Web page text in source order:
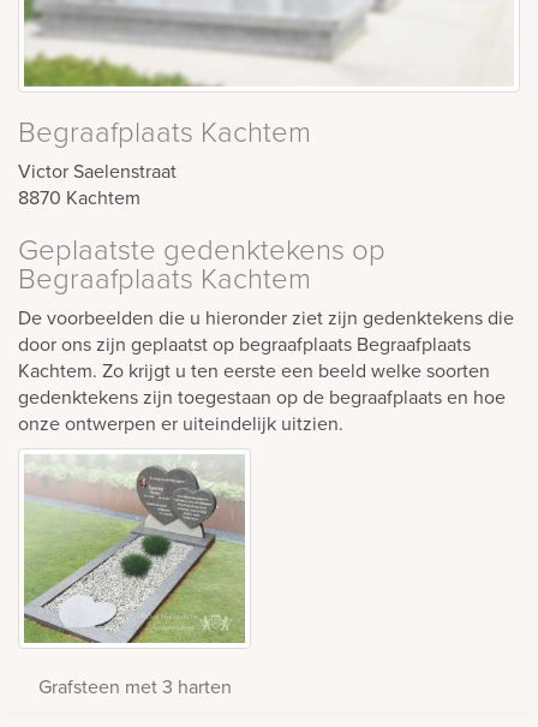
Begraafplaats Kachtem
Victor Saelenstraat
8870 Kachtem
Geplaatste gedenktekens op
Begraafplaats Kachtem
De voorbeelden die u hieronder ziet zijn gedenktekens die
door ons zijn geplaatst op begraafplaats Begraafplaats
Kachtem. Zo krijgt u ten eerste een beeld welke soorten
gedenktekens zijn toegestaan op de begraafplaats en hoe
onze ontwerpen er uiteindelijk uitzien.
Grafsteen met 3 harten